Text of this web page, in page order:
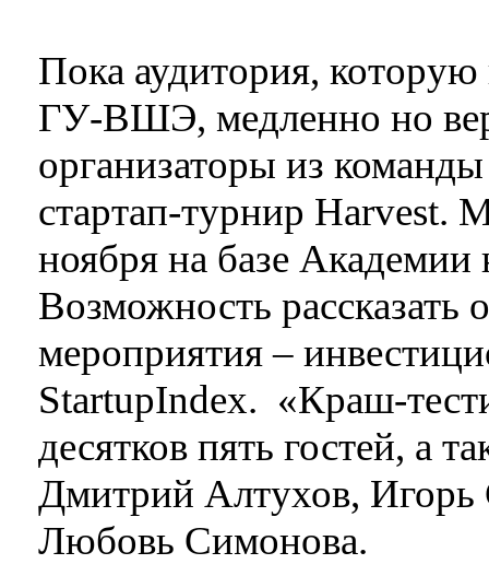
Пока аудитория,
ГУ-ВШЭ, медленно но
организаторы из
стартап-турнир Harvest.
ноября на базе Академии
Возможность рассказать
мероприятия –
StartupIndex. «Краш-
десятков пять гостей, а
Дмитрий Алтухов,
Любовь Симонова.